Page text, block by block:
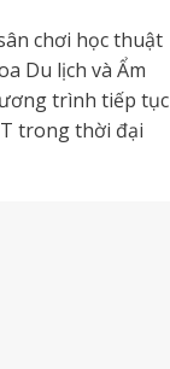
chơi học thuật
Du lịch và Ẩm
trình tiếp tục
trong thời đại